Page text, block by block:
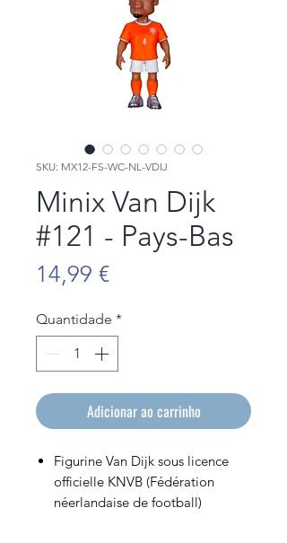
SKU: MX12-FS-WC-NL-VDIJ
Minix Van Dijk
#121 - Pays-Bas
14,99 €Preço
Quantidade *
Adicionar ao carrinho
Figurine Van Dijk sous licence
officielle KNVB (Fédération
néerlandaise de football)